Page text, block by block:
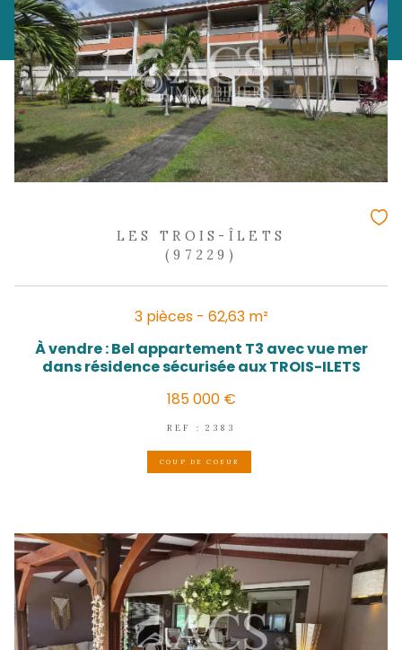
(97229)
3 pièces - 62,63 m²
dans résidence sécurisée aux TROIS-
185 000 €
REF : 2383